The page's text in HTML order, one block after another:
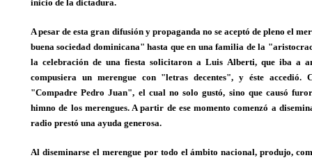
inicio de la dictadura.
A pesar de esta gran difusión y propaganda no se aceptó de pleno el
buena sociedad dominicana" hasta que en una familia de la
la celebración de una fiesta solicitaron a Luis Alberti, que iba a
compusiera un merengue con "letras decentes", y éste accedió.
"Compadre Pedro Juan", el cual no solo gustó, sino que causó
himno de los merengues. A partir de ese momento comenzó a
radio prestó una ayuda generosa.
Al diseminarse el merengue por todo el ámbito nacional, produjo,